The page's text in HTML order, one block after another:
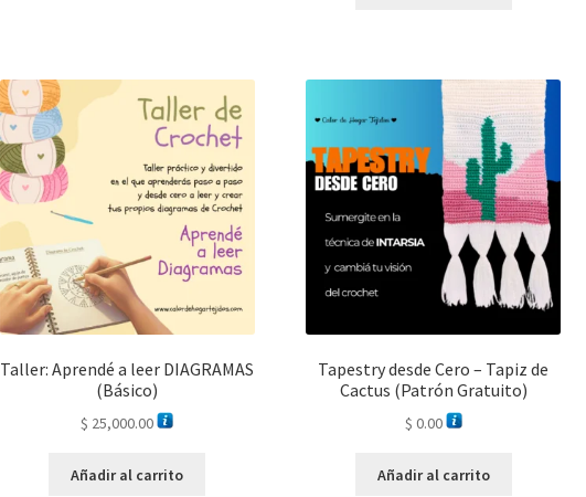
Taller: Aprendé a leer DIAGRAMAS
(Básico)
$ 25,000.00
Añadir al carrito
Tapestry desde Cero – Tapiz de
Cactus (Patrón Gratuito)
$ 0.00
Añadir al carrito